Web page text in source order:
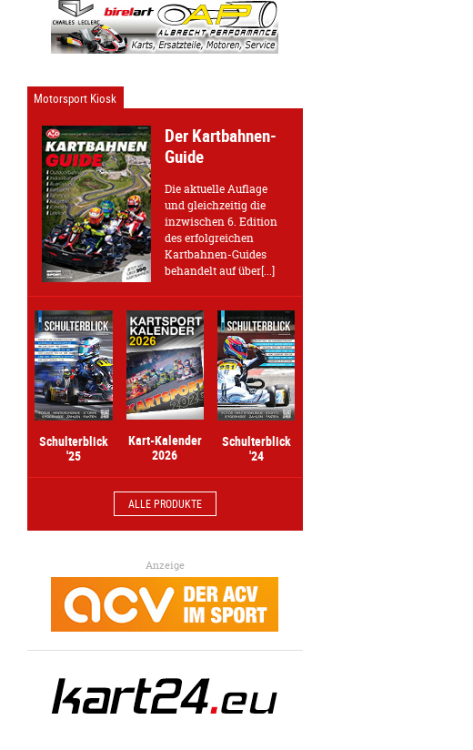
Motorsport Kiosk
Der Kartbahnen-
Guide
Die aktuelle Auflage
und gleichzeitig die
inzwischen 6. Edition
des erfolgreichen
Kartbahnen-Guides
behandelt auf über[...]
Schulterblick
'25
Kart-Kalender
2026
Schulterblick
'24
ALLE PRODUKTE
Anzeige